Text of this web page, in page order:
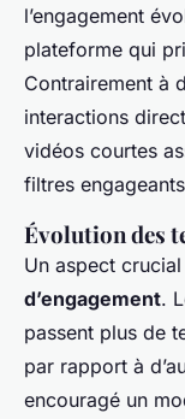
l’engagement
plateforme qui
Contrairement à
interactions
vidéos courtes
filtres
Évolution des
Un aspect
d’engagement.
passent plus de
par rapport à
encouragé un